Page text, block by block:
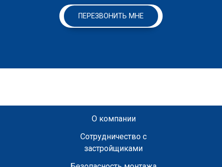
ПЕРЕЗВОНИТЬ МНЕ
О компании
Сотрудничество с
застройщиками